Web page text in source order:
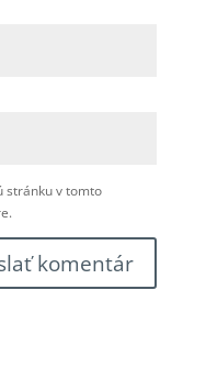
stránku v tomto